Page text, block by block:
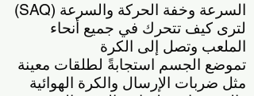
السرعة وخفة الحركة والسرعة (SAQ)
لترى كيف تتحرك في جميع أنحاء
الملعب وتصل إلى الكرة
تموضع الجسم استجابةً لطلقات معينة
مثل ضربات الإرسال والكرة الهوائية